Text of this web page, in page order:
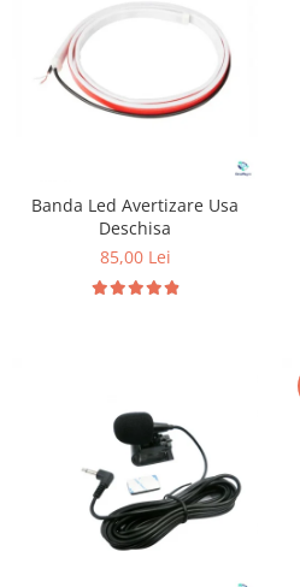
Banda Led Avertizare Usa
Deschisa
85,00 Lei